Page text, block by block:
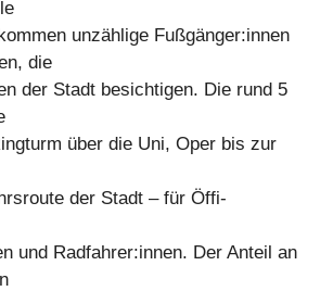
unzählige Fußgänger:innen
die
der Stadt besichtigen. Die rund 5
über die Uni, Oper bis zur
der Stadt – für Öffi-
und Radfahrer:innen. Der Anteil an